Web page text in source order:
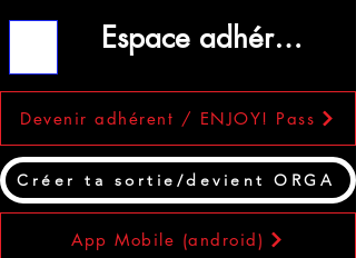
Devenir adhérent / ENJOY! Pass
Créer ta sortie/devient ORGA
Espace adhérent
App Mobile (android)